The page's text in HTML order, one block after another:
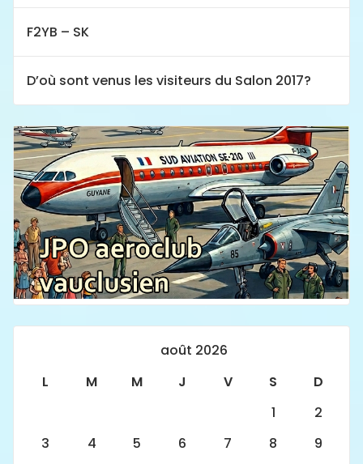
F2YB – SK
D’où sont venus les visiteurs du Salon 2017?
août 2026
L
M M J V S
D
1
2
3
4 5 6 7 8
9